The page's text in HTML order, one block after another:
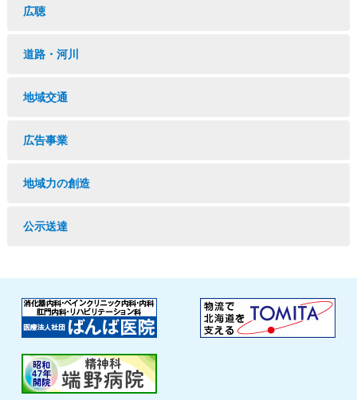
広聴
道路・河川
地域交通
広告事業
地域力の創造
公示送達